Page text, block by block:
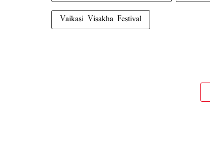
Vaikasi Visakha Festival